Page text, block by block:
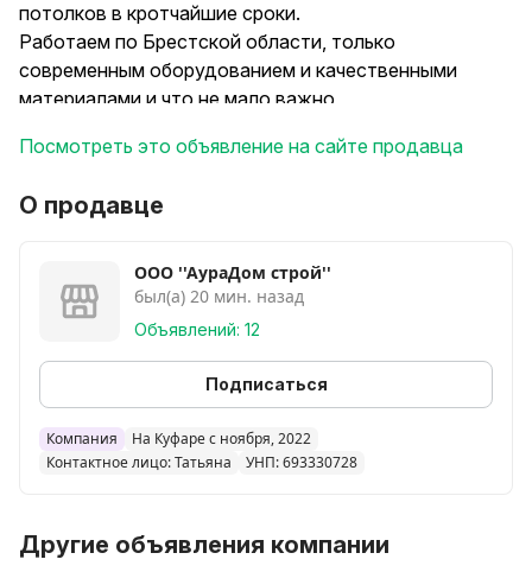
потолков в кротчайшие сроки.
Работаем по Брестской области, только
современным оборудованием и качественными
материалами и что не мало важно,
Скидки до 25%
Честная смета и официальный договор
Подберем лучший вариант для вас!
Посмотреть это объявление на сайте продавца
О продавце
OOO ''АураДом строй''
был(а) 20 мин. назад
Объявлений: 12
Подписаться
Компания
На Куфаре с ноября, 2022
Контактное лицо: Татьяна
УНП: 693330728
Другие объявления компании